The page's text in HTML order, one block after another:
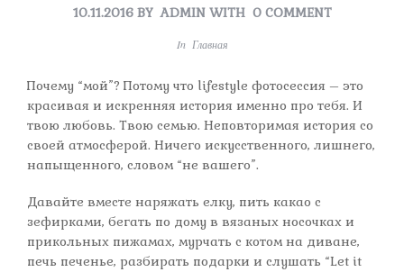
10.11.2016 BYADMIN WITH 0 COMMENT
In Главная
Почему “мой”? Потому что lifestyle фотосессия – это
красивая и искренняя история именно про тебя. И
твою любовь. Твою семью. Неповторимая история со
своей атмосферой. Ничего искусственного, лишнего,
напыщенного, словом “не вашего”.
Давайте вместе наряжать елку, пить какао с
зефирками, бегать по дому в вязаных носочках и
прикольных пижамах, мурчать с котом на диване,
печь печенье, разбирать подарки и слушать “Let it